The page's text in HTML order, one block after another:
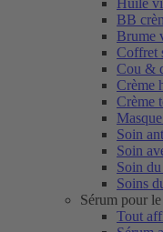
Huile
BB
Brume
Coffret
Cou &
Crème
Crème
Soin
Soin
Soin
Soins
Sérum pour
Tout